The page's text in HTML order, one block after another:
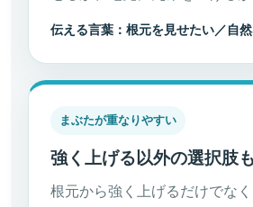
伝える言葉：根元を見せたい／自
まぶたが重なりやすい
強く上げる以外の選択肢
根元から強く上げるだけでな